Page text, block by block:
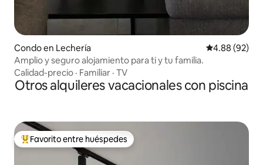
Condo en Lechería Calificación
4.88 (92)
Amplio y seguro alojamiento para ti y tu familia.
Calidad-precio · Familiar · TV
Otros alquileres vacacionales con piscina
Favorito entre huéspedes preferido
Favorito entre huéspedes